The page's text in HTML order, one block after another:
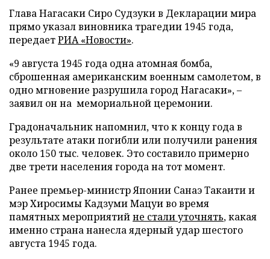
Глава Нагасаки Сиро Судзуки в Декларации мира
прямо указал виновника трагедии 1945 года,
передаетРИА «Новости».
«9 августа 1945 года одна атомная бомба,
сброшенная американским военным самолетом, в
одно мгновение разрушила город Нагасаки», –
заявил он на мемориальной церемонии.
Градоначальник напомнил, что к концу года в
результате атаки погибли или получили ранения
около 150 тыс. человек. Это составило примерно
две трети населения города на тот момент.
Ранее премьер-министр Японии Санаэ Такаити и
мэр Хиросимы Кадзуми Мацуи во время
памятных мероприятийне стали уточнять, какая
именно страна нанесла ядерный удар шестого
августа 1945 года.